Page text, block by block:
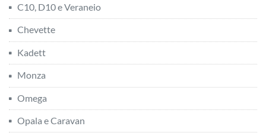
C10, D10 e Veraneio
Chevette
Kadett
Monza
Omega
Opala e Caravan